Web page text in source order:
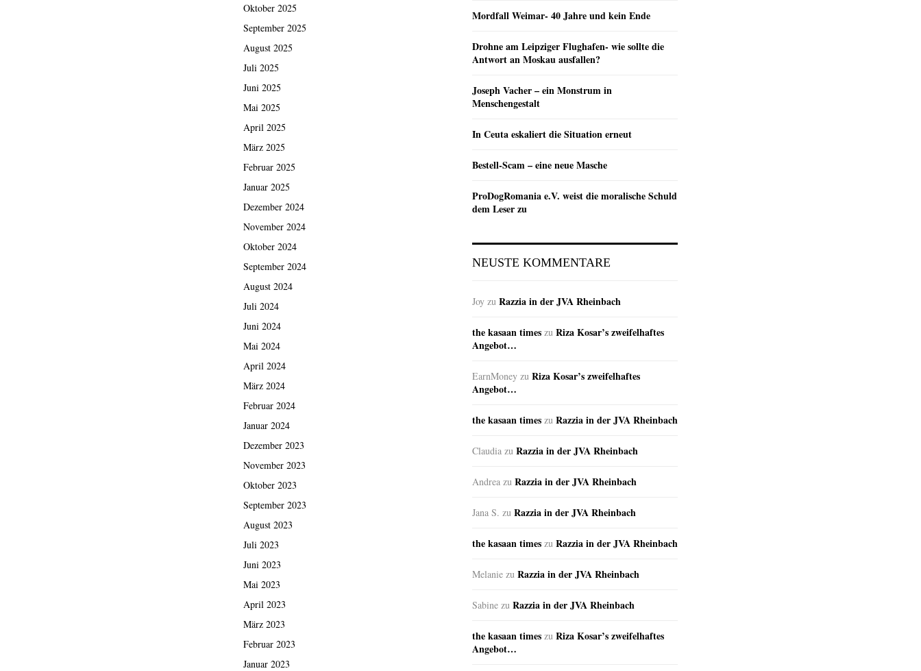
Oktober 2025
September 2025
August 2025
Juli 2025
Juni 2025
Mai 2025
April 2025
März 2025
Februar 2025
Januar 2025
Dezember 2024
November 2024
Oktober 2024
September 2024
August 2024
Juli 2024
Juni 2024
Mai 2024
April 2024
März 2024
Februar 2024
Januar 2024
Dezember 2023
November 2023
Oktober 2023
September 2023
August 2023
Juli 2023
Juni 2023
Mai 2023
April 2023
März 2023
Februar 2023
Januar 2023
Mordfall Weimar- 40 Jahre und kein Ende
Drohne am Leipziger Flughafen- wie sollte die
Antwort an Moskau ausfallen?
Joseph Vacher – ein Monstrum in
Menschengestalt
In Ceuta eskaliert die Situation erneut
Bestell-Scam – eine neue Masche
ProDogRomania e.V. weist die moralische Schuld
dem Leser zu
NEUSTE KOMMENTARE
Joy zu Razzia in der JVA Rheinbach
the kasaan times zu Riza Kosar’s zweifelhaftes
Angebot…
EarnMoney zu Riza Kosar’s zweifelhaftes
Angebot…
the kasaan times zu Razzia in der JVA Rheinbach
Claudia zu Razzia in der JVA Rheinbach
Andrea zu Razzia in der JVA Rheinbach
Jana S. zu Razzia in der JVA Rheinbach
the kasaan times zu Razzia in der JVA Rheinbach
Melanie zu Razzia in der JVA Rheinbach
Sabine zu Razzia in der JVA Rheinbach
the kasaan times zu Riza Kosar’s zweifelhaftes
Angebot…